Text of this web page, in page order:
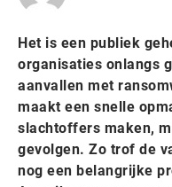
Het is een publiek
organisaties onlangs
aanvallen met
maakt een snelle
slachtoffers maken,
gevolgen. Zo trof de
nog een belangrijke